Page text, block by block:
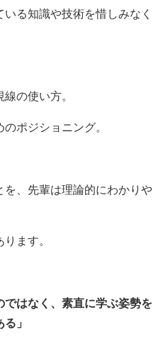
る知識や技術を惜しみなく
の使い方。
ポジショニング。
、先輩は理論的にわかりや
ます。
ではなく、素直に学ぶ姿勢を
」